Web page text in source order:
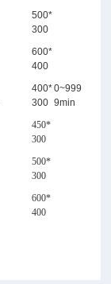
500*
300
600*
400
400*
300
0~999
9min
450*
300
500*
300
600*
400